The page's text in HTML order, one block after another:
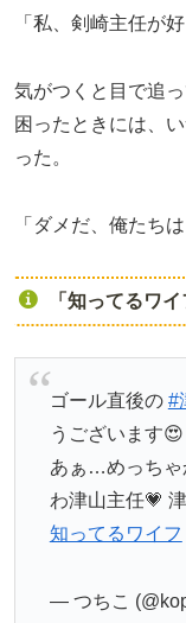
「私、剣崎主任が
気がつくと目で追
困ったときには、
った。
「ダメだ、俺たち
「知ってるワ
ゴール直後の #
うございます
あぁ…めっちゃ
わ津山主任💗
知ってるワイフ
— つちこ